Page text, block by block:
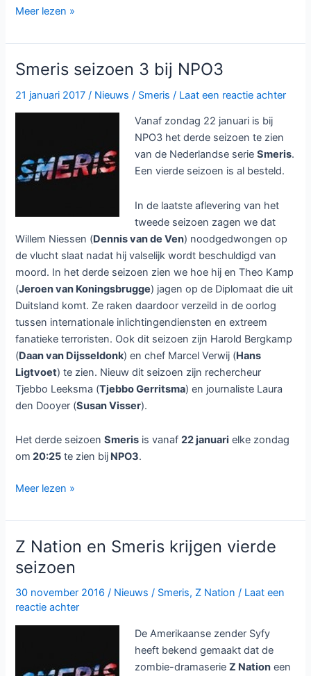
Angela
en
Jeroen
van
Koningsbrugge
winnen
ster
Meer lezen »
Smeris seizoen 3 bij NPO3
21 januari 2017/ Nieuws / Smeris / Laat een reactie achter
Vanaf zondag 22 januari is bij
NPO3 het derde seizoen te zien
van de Nederlandse serieSmeris.
Een vierde seizoen is al besteld.
In de laatste aflevering van het
tweede seizoen zagen we dat
Willem Niessen (Dennis van de Ven) noodgedwongen op
de vlucht slaat nadat hij valselijk wordt beschuldigd van
moord. In het derde seizoen zien we hoe hij en Theo Kamp
(Jeroen van Koningsbrugge) jagen op de Diplomaat die uit
Duitsland komt. Ze raken daardoor verzeild in de oorlog
tussen internationale inlichtingendiensten en extreem
fanatieke terroristen. Ook dit seizoen zijn Harold Bergkamp
(Daan van Dijsseldonk) en chef Marcel Verwij (Hans
Ligtvoet) te zien. Nieuw dit seizoen zijn rechercheur
Tjebbo Leeksma (Tjebbo Gerritsma) en journaliste Laura
den Dooyer (Susan Visser).
Het derde seizoenSmeris is vanaf22 januari elke zondag
om 20:25 te zien bij NPO3.
Smeris
3
bij
NPO3
Meer lezen »
Z Nation en Smeris krijgen vierde
seizoen
30 november 2016/ Nieuws / Smeris, Z Nation / Laat een
reactie achter
De Amerikaanse zender Syfy
heeft bekend gemaakt dat de
zombie-dramaserieZ Nation een